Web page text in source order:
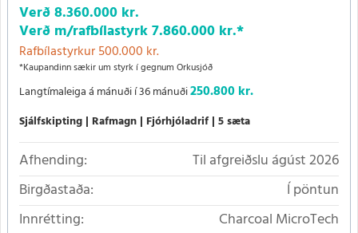
Verð8.360.000 kr.
Verð m/rafbílastyrk7.860.000 kr.*
Rafbílastyrkur 500.000 kr.
*Kaupandinn sækir um styrk í gegnum Orkusjóð
Langtímaleiga á mánuði í 36 mánuði250.800 kr.
Sjálfskipting Rafmagn Fjórhjóladrif 5 sæta
Afhending:
Til afgreiðslu ágúst 2026
Birgðastaða:
Í pöntun
Innrétting:
Charcoal MicroTech